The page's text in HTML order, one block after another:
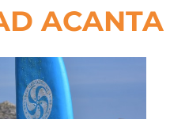
ACANTA